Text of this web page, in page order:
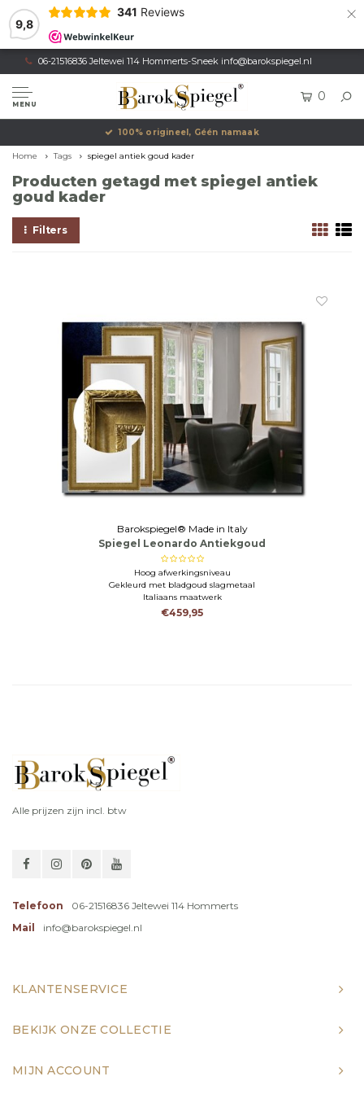
9,8
341 Reviews ×
06-21516836 Jeltewei 114 Hommerts-Sneek info@barokspiegel.nl
MENU
0
100% origineel, Géén namaak
Home Tags spiegel antiek goud kader
Producten getagd met spiegel antiek
goud kader
Filters
Barokspiegel® Made in Italy
Spiegel Leonardo Antiekgoud
Hoog afwerkingsniveau
Gekleurd met bladgoud slagmetaal
Italiaans maatwerk
€459,95
Alle prijzen zijn incl. btw
Telefoon
06-21516836 Jeltewei 114 Hommerts
Mail
info@barokspiegel.nl
KLANTENSERVICE
BEKIJK ONZE COLLECTIE
MIJN ACCOUNT